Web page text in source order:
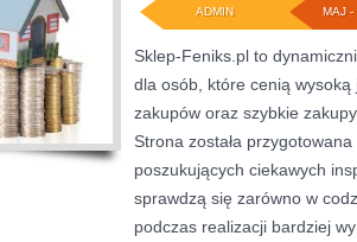
MAJ -
ADMIN
Sklep-Feniks.pl to
dla osób, które cenią
zakupów oraz szybkie
Strona została
poszukujących ciekawych
sprawdzą się zarówno w
podczas realizacji bardziej